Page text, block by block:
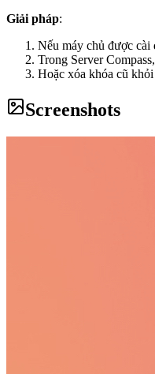
Giải pháp:
Nếu máy chủ được cài
Trong Server
Hoặc xóa khóa cũ khỏi
Screenshots